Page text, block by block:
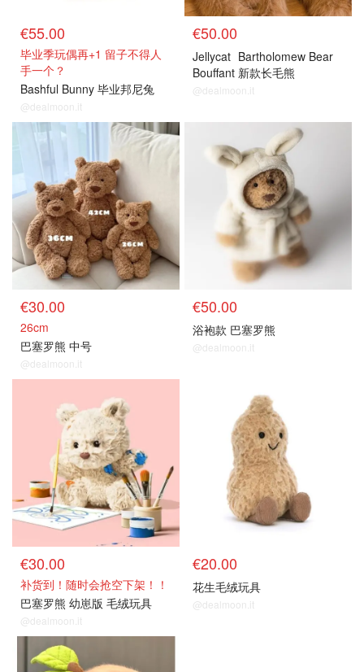
€55.00
毕业季玩偶再+1 留子不得人
手一个？
Bashful Bunny 毕业邦尼兔
@dealmoon.it
€50.00
Jellycat Bartholomew Bear
Bouffant 新款长毛熊
@dealmoon.it
€30.00
26cm
巴塞罗熊 中号
@dealmoon.it
€50.00
浴袍款 巴塞罗熊
@dealmoon.it
€30.00
补货到！随时会抢空下架！！
巴塞罗熊 幼崽版 毛绒玩具
@dealmoon.it
€20.00
花生毛绒玩具
@dealmoon.it